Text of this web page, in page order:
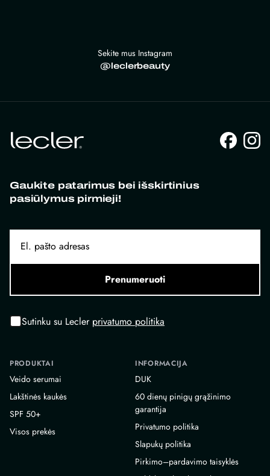
Sekite mus Instagram
@leclerbeauty
Gaukite patarimus bei išskirtinius
pasiūlymus pirmieji!
Prenumeruoti
Sutinku su Lecler privatumo politika
PRODUKTAI
Veido serumai
Lakštinės kaukės
SPF 50+
Visos prekės
INFORMACIJA
DUK
60 dienų pinigų grąžinimo
garantija
Privatumo politika
Slapukų politika
Pirkimo–pardavimo taisyklės